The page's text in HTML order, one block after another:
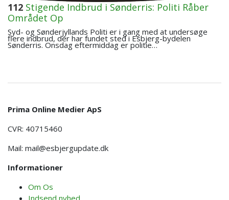
112 Stigende Indbrud i Sønderris: Politi Råber
Området Op
Syd- og Sønderjyllands Politi er i gang med at undersøge
flere indbrud, der har fundet sted i Esbjerg-bydelen
Sønderris. Onsdag eftermiddag er politie…
Prima Online Medier ApS
CVR: 40715460
Mail: mail@esbjergupdate.dk
Informationer
Om Os
Indsend nyhed